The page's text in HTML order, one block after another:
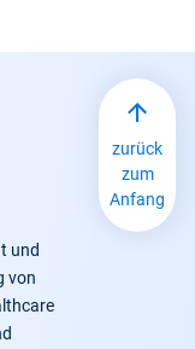
und
von
zurück
zum
Anfang